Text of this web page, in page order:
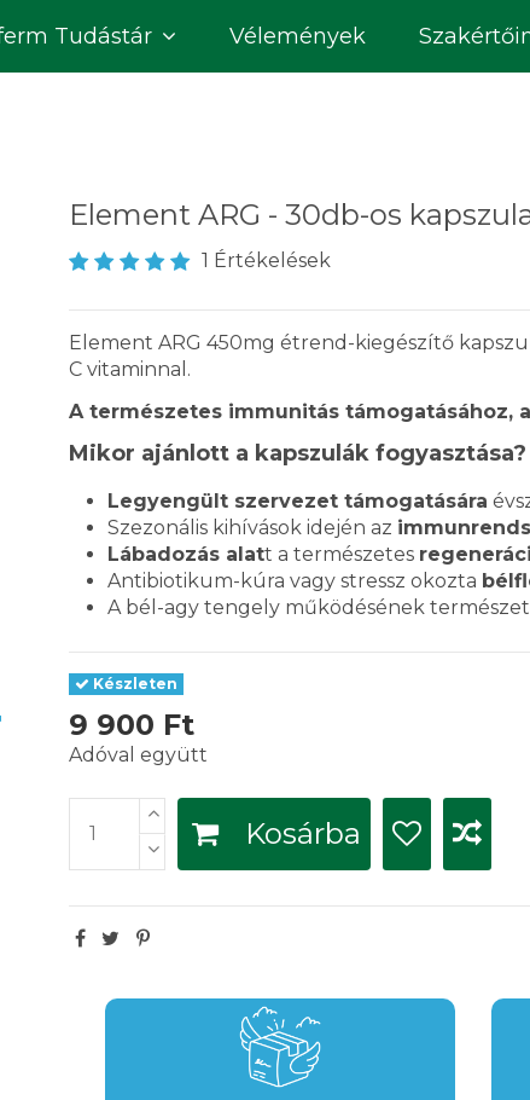
Tudástár Vélemények
Element ARG - 30db-os
1 Értékelések
Element ARG 450mg étrend-kiegészítő
C vitaminnal.
A természetes immunitás támogatásához,
Mikor ajánlott a kapszulák fogyasztása?
Legyengült szervezet támogatására
Szezonális kihívások idején az
Lábadozás alatt a természetes
Antibiotikum-kúra vagy stressz okozta
A bél-agy tengely működésének
Készleten
9 900 Ft
Adóval együtt
Kosárba